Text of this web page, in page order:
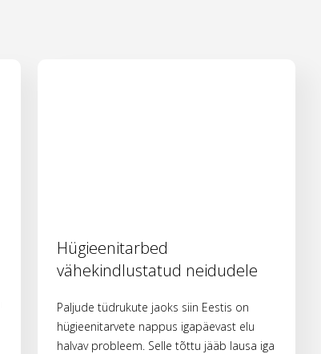
Hügieenitarbed
vähekindlustatud neidudele
Paljude tüdrukute jaoks siin Eestis on
hügieenitarvete nappus igapäevast elu
halvav probleem. Selle tõttu jääb lausa iga